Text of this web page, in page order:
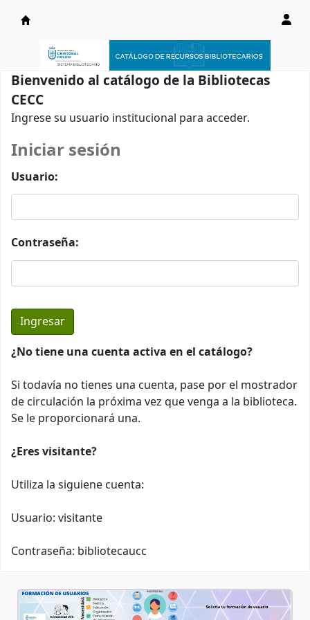
Catálogo en línea
Bienvenido al catálogo de la Bibliotecas
CECC
Ingrese su usuario institucional para acceder.
Iniciar sesión
Usuario:
Contraseña:
¿No tiene una cuenta activa en el catálogo?
Si todavía no tienes una cuenta, pase por el mostrador
de circulación la próxima vez que venga a la biblioteca.
Se le proporcionará una.
¿Eres visitante?
Utiliza la siguiene cuenta:
Usuario: visitante
Contraseña: bibliotecaucc